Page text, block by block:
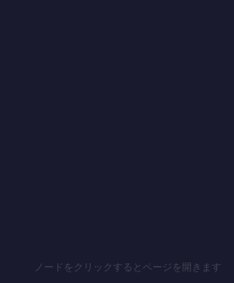
ノードをクリックするとページを開きます